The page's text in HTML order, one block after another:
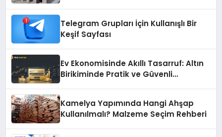
Telegram Grupları İçin Kullanışlı Bir
Keşif Sayfası
Ev Ekonomisinde Akıllı Tasarruf: Altın
Birikiminde Pratik ve Güvenli
Kamelya Yapımında Hangi Ahşap
Kullanılmalı? Malzeme Seçim Rehberi